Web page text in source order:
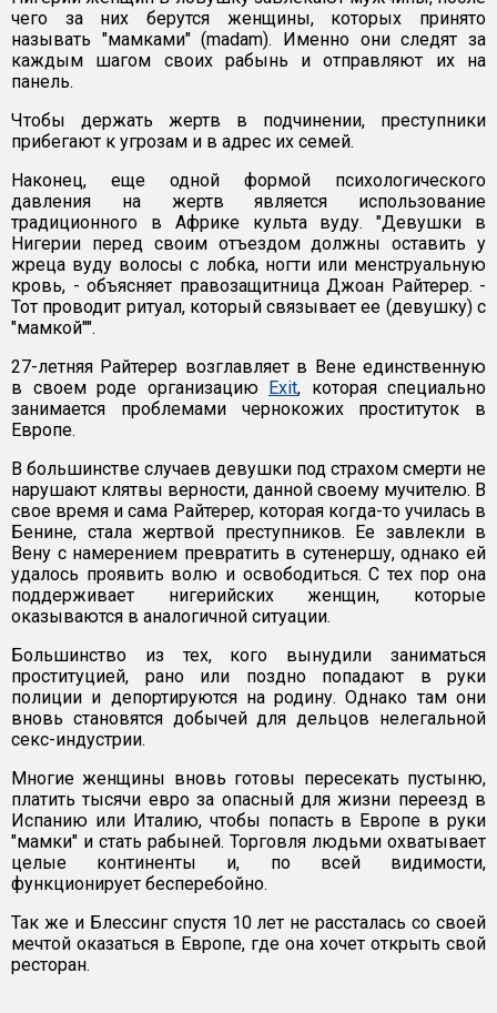
чего за них берутся женщины, которых принято
называть "мамками" (madam). Именно они следят за
каждым шагом своих рабынь и отправляют их на
панель.
Чтобы держать жертв в подчинении, преступники
прибегают к угрозам и в адрес их семей.
Наконец, еще одной формой психологического
давления на жертв является использование
традиционного в Африке культа вуду. "Девушки в
Нигерии перед своим отъездом должны оставить у
жреца вуду волосы с лобка, ногти или менструальную
кровь, - объясняет правозащитница Джоан Райтерер. -
Тот проводит ритуал, который связывает ее (девушку) с
"мамкой"".
27-летняя Райтерер возглавляет в Вене единственную
в своем роде организацию Exit, которая специально
занимается проблемами чернокожих проституток в
Европе.
В большинстве случаев девушки под страхом смерти не
нарушают клятвы верности, данной своему мучителю. В
свое время и сама Райтерер, которая когда-то училась в
Бенине, стала жертвой преступников. Ее завлекли в
Вену с намерением превратить в сутенершу, однако ей
удалось проявить волю и освободиться. С тех пор она
поддерживает нигерийских женщин, которые
оказываются в аналогичной ситуации.
Большинство из тех, кого вынудили заниматься
проституцией, рано или поздно попадают в руки
полиции и депортируются на родину. Однако там они
вновь становятся добычей для дельцов нелегальной
секс-индустрии.
Многие женщины вновь готовы пересекать пустыню,
платить тысячи евро за опасный для жизни переезд в
Испанию или Италию, чтобы попасть в Европе в руки
"мамки" и стать рабыней. Торговля людьми охватывает
целые континенты и, по всей видимости,
функционирует бесперебойно.
Так же и Блессинг спустя 10 лет не рассталась со своей
мечтой оказаться в Европе, где она хочет открыть свой
ресторан.